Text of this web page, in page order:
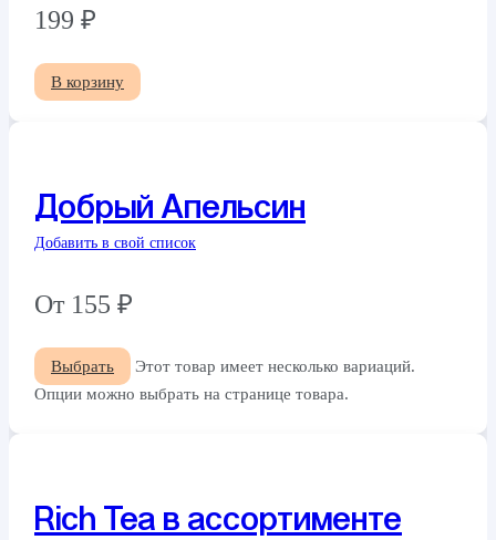
199 ₽
В корзину
Добрый Апельсин
Добавить в свой список
От 155 ₽
Выбрать
Этот товар имеет несколько вариаций.
Опции можно выбрать на странице товара.
Rich Tea в ассортименте